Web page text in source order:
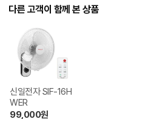
다른 고객이 함께 본 상품
신일전자 SIF-16H
WER
99,000원